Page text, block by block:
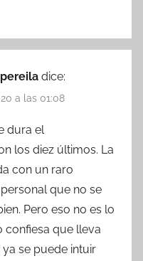
dice:
a las 01:08
dura el
los diez últimos. La
con un raro
que no se
Pero eso no es lo
confiesa que lleva
ya se puede intuir